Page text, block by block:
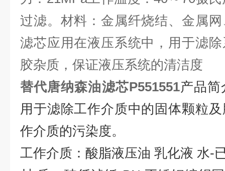
过滤。材料：金属纤烧结、金属
滤芯应用在液压系统中，用于滤
胶杂质，保证液压系统的清洁度
替代唐纳森油滤芯P551551产品简
用于滤除工作介质中的固体颗粒
作介质的污染度。
工作介质：酸脂液压油 乳化液 水-